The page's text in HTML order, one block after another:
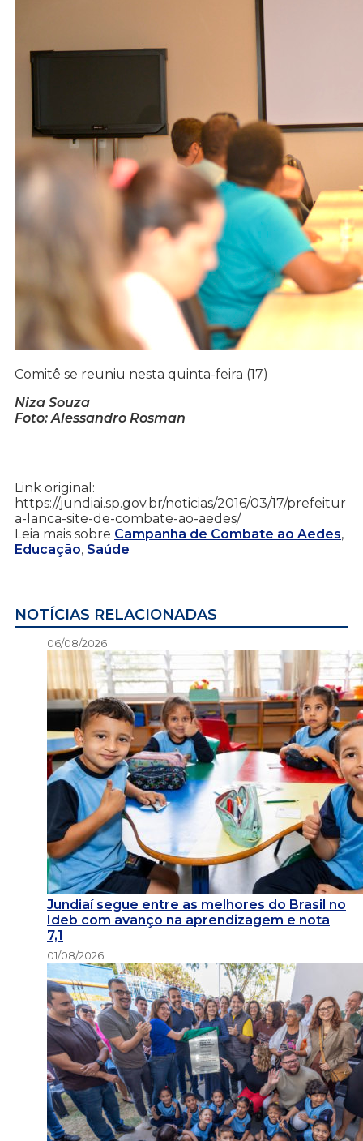
Comitê se reuniu nesta quinta-feira (17)
Niza Souza
Foto: Alessandro Rosman
Link original:
https://jundiai.sp.gov.br/noticias/2016/03/17/prefeitur
a-lanca-site-de-combate-ao-aedes/
Leia mais sobre Campanha de Combate ao Aedes,
Educação, Saúde
NOTÍCIAS RELACIONADAS
06/08/2026
Jundiaí segue entre as melhores do Brasil no
Ideb com avanço na aprendizagem e nota
7,1
01/08/2026